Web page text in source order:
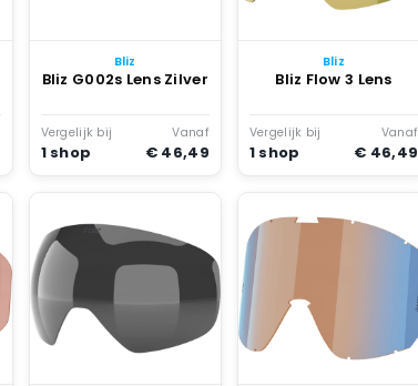
Bliz
Bliz G002s Lens Zilver
Vergelijk bij
1 shop
Vanaf
€ 46,49
Bliz
Bliz Flow 3 Lens
Vergelijk bij
1 shop
Vanaf
€ 46,49